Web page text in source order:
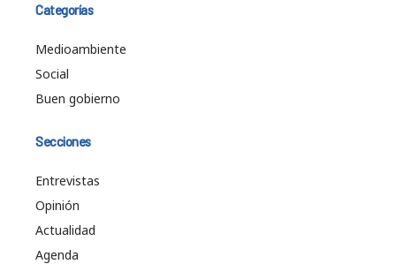
Categorías
Medioambiente
Social
Buen gobierno
Secciones
Entrevistas
Opinión
Actualidad
Agenda